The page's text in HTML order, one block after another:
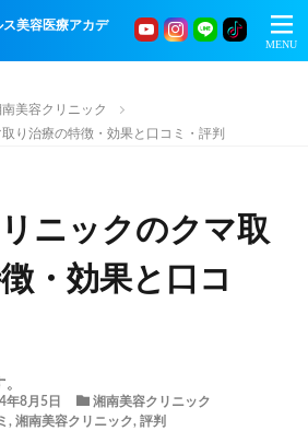
美容医療アカデ
南美容クリニック
り治療の特徴・効果と口コミ・評判
ニックのクマ取
・効果と口コ
年8月5日
湘南美容クリニック
, 湘南美容クリニック, 評判